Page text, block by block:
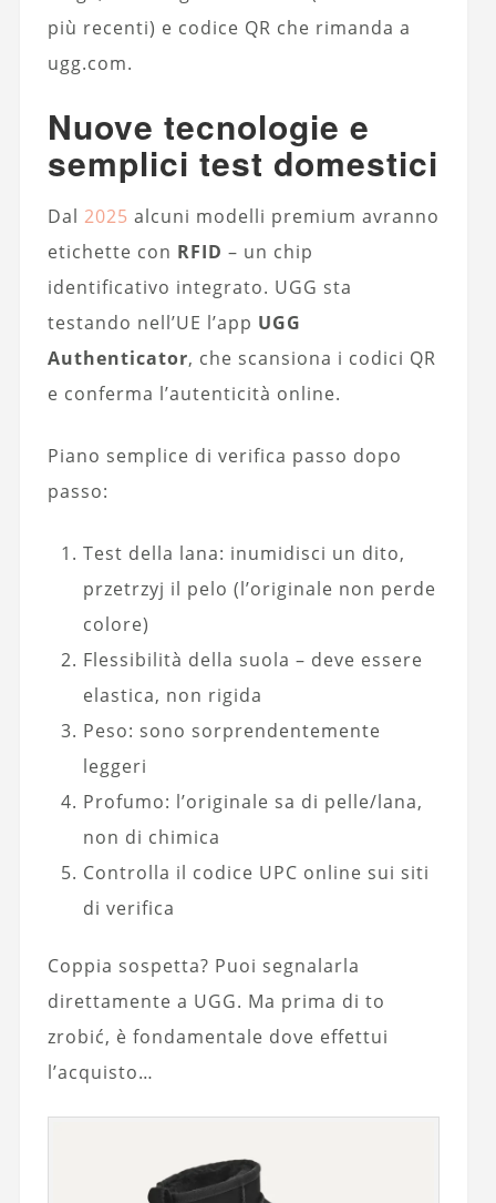
più recenti) e codice QR che rimanda a
ugg.com.
Nuove tecnologie e
semplici test domestici
Dal 2025 alcuni modelli premium avranno
etichette con RFID – un chip
identificativo integrato. UGG sta
testando nell’UE l’app UGG
Authenticator, che scansiona i codici QR
e conferma l’autenticità online.
Piano semplice di verifica passo dopo
passo:
Test della lana: inumidisci un dito,
przetrzyj il pelo (l’originale non perde
colore)
Flessibilità della suola – deve essere
elastica, non rigida
Peso: sono sorprendentemente
leggeri
Profumo: l’originale sa di pelle/lana,
non di chimica
Controlla il codice UPC online sui siti
di verifica
Coppia sospetta? Puoi segnalarla
direttamente a UGG. Ma prima di to
zrobić, è fondamentale dove effettui
l’acquisto…